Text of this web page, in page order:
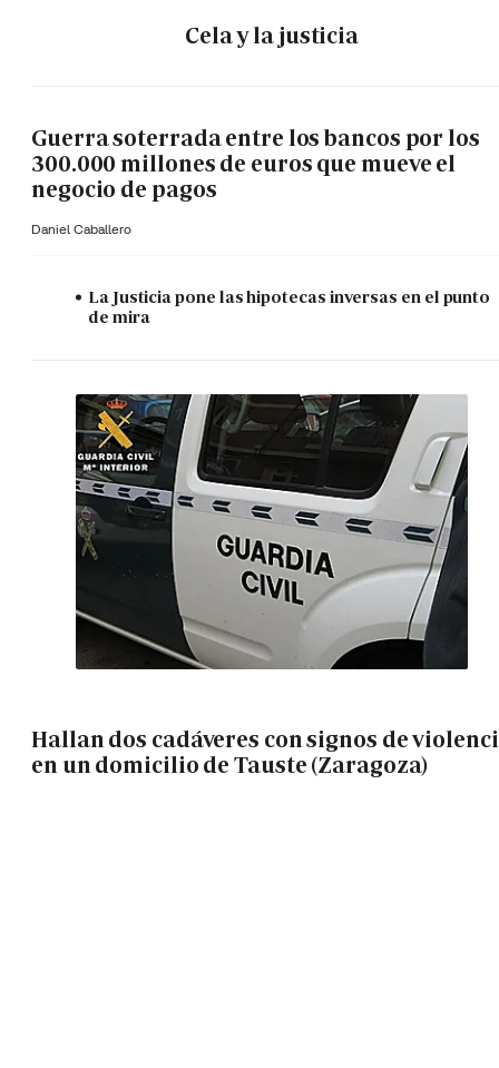
Cela y la justicia
Guerra soterrada entre los bancos por los
300.000 millones de euros que mueve el
negocio de pagos
Daniel Caballero
La Justicia pone las hipotecas inversas en el punto
de mira
Hallan dos cadáveres con signos de
en un domicilio de Tauste (Zaragoza)